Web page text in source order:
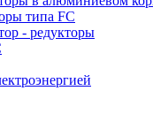
типа FC
- редукторы